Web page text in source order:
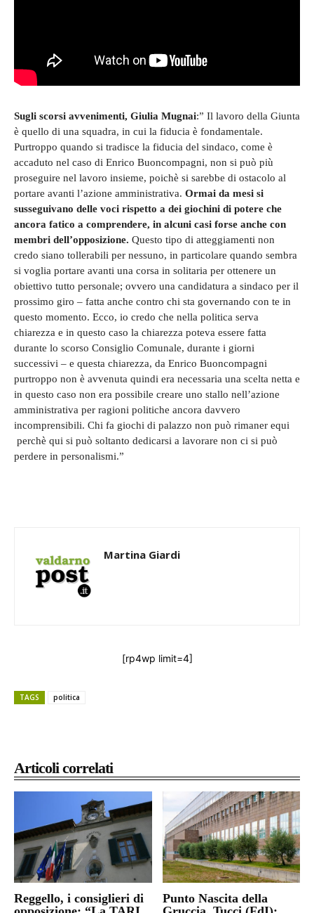
Articoli correlati
Reggello, i consiglieri di
Punto Nascita della
Sugli scorsi avvenimenti, Giulia Mugnai:” Il lavoro della Giunta
è quello di una squadra, in cui la fiducia è fondamentale.
Purtroppo quando si tradisce la fiducia del sindaco, come è
accaduto nel caso di Enrico Buoncompagni, non si può più
proseguire nel lavoro insieme, poichè si sarebbe di ostacolo al
portare avanti l’azione amministrativa. Ormai da mesi si
susseguivano delle voci rispetto a dei giochini di potere che
ancora fatico a comprendere, in alcuni casi forse anche con
membri dell’opposizione. Questo tipo di atteggiamenti non
credo siano tollerabili per nessuno, in particolare quando sembra
si voglia portare avanti una corsa in solitaria per ottenere un
obiettivo tutto personale; ovvero una candidatura a sindaco per il
prossimo giro – fatta anche contro chi sta governando con te in
questo momento. Ecco, io credo che nella politica serva
chiarezza e in questo caso la chiarezza poteva essere fatta
durante lo scorso Consiglio Comunale, durante i giorni
successivi – e questa chiarezza, da Enrico Buoncompagni
purtroppo non è avvenuta quindi era necessaria una scelta netta e
in questo caso non era possibile creare uno stallo nell’azione
amministrativa per ragioni politiche ancora davvero
incomprensibili. Chi fa giochi di palazzo non può rimaner equi
perchè qui si può soltanto dedicarsi a lavorare non ci si può
perdere in personalismi.”
Martina Giardi
[rp4wp limit=4]
TAGS politica